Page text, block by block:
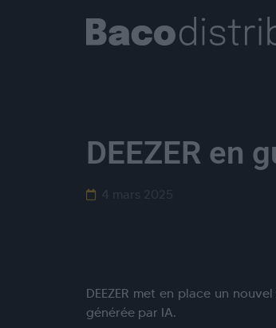
DEEZER en
4 mars 2025
DEEZER met en place un
générée par IA.